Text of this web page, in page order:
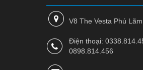
V8 The Vesta Phú
Điện thoại:
0898.814.456